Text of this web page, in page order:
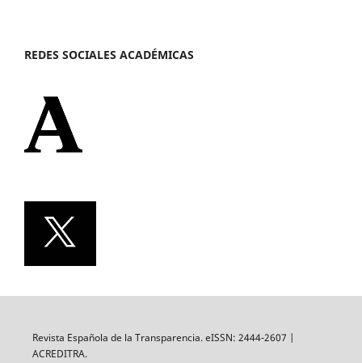
REDES SOCIALES ACADÉMICAS
Revista Española de la Transparencia. eISSN: 2444-2607 |
ACREDITRA.